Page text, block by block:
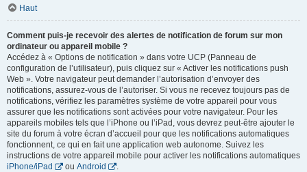
Haut
Comment puis-je recevoir des alertes de notification de forum sur mon
ordinateur ou appareil mobile ?
Accédez à « Options de notification » dans votre UCP (Panneau de
configuration de l’utilisateur), puis cliquez sur « Activer les notifications push
Web ». Votre navigateur peut demander l’autorisation d’envoyer des
notifications, assurez-vous de l’autoriser. Si vous ne recevez toujours pas de
notifications, vérifiez les paramètres système de votre appareil pour vous
assurer que les notifications sont activées pour votre navigateur. Pour les
appareils mobiles tels que l’iPhone ou l’iPad, vous devrez peut-être ajouter le
site du forum à votre écran d’accueil pour que les notifications automatiques
fonctionnent, ce qui en fait une application web autonome. Suivez les
instructions de votre appareil mobile pour activer les notifications automatiques
iPhone/iPad
ou Android .